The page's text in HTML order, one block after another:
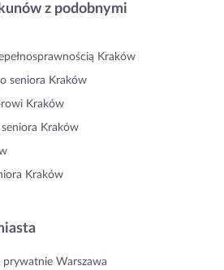
z podobnymi
Kraków
seniora Kraków
Kraków
Kraków
Kraków
prywatnie Warszawa